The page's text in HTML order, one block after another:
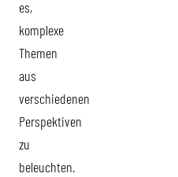
es,
komplexe
Themen
aus
verschiedenen
Perspektiven
zu
beleuchten.